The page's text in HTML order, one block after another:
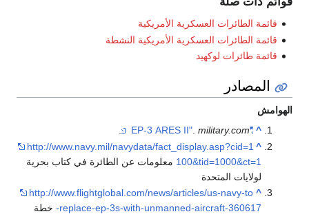
قائمة الطائرات العسكرية الأمريكية
قائمة الطائرات العسكرية الأمريكية النشطة
قائمة طائرات لوكهيد
المصادر
الهوامش
^
"EP-3 ARES II"
.military.com
.
^
http://www.navy.mil/navydata/fact_display.asp?cid=1
100&tid=1000&ct=1 معلومات عن الطائرة في كتاب بحرية
لولايات المتحدة
^
http://www.flightglobal.com/news/articles/us-navy-to
-replace-ep-3s-with-unmanned-aircraft-360617خطة